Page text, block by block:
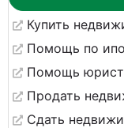
Купить
Помощь по
Помощь
Продать
Сдать